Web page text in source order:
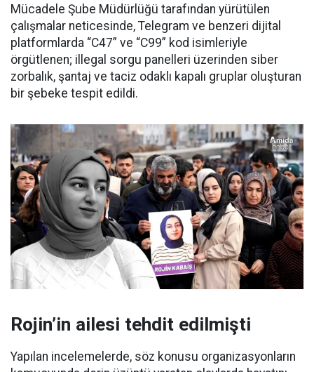
Mücadele Şube Müdürlüğü tarafından yürütülen
çalışmalar neticesinde, Telegram ve benzeri dijital
platformlarda “C47” ve “C99” kod isimleriyle
örgütlenen; illegal sorgu panelleri üzerinden siber
zorbalık, şantaj ve taciz odaklı kapalı gruplar oluşturan
bir şebeke tespit edildi.
Rojin’in ailesi tehdit edilmişti
Yapılan incelemelerde, söz konusu organizasyonların